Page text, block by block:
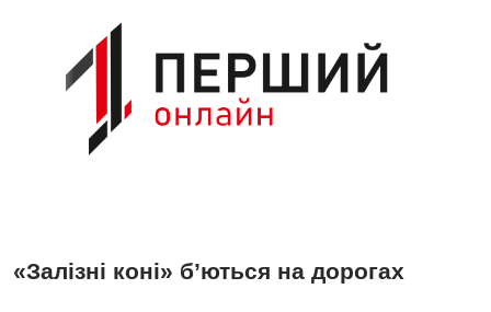
«Залізні коні» б’ються на дорогах